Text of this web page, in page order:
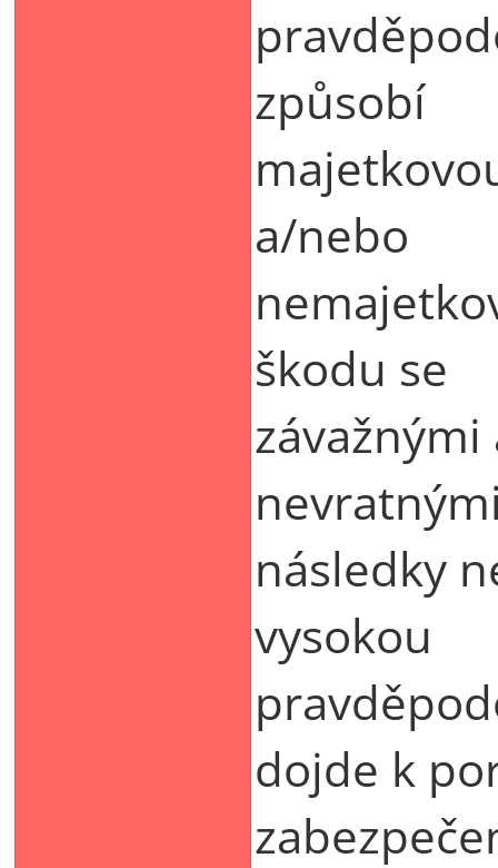
způsobí
a/nebo
škodu se
závažnými
následky
vysokou
dojde k